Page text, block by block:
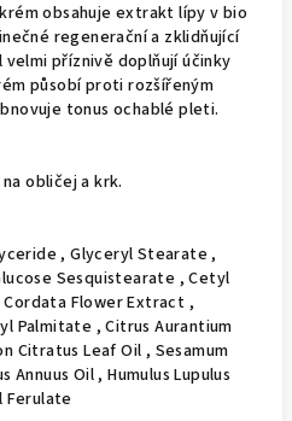
obsahuje extrakt lípy v bio
regenerační a zklidňující
velmi příznivě doplňují účinky
působí proti rozšířeným
tonus ochablé pleti.
obličej a krk.
, Glyceryl Stearate ,
Sesquistearate , Cetyl
Flower Extract ,
Palmitate , Citrus Aurantium
Citratus Leaf Oil , Sesamum
Annuus Oil , Humulus Lupulus
Ferulate